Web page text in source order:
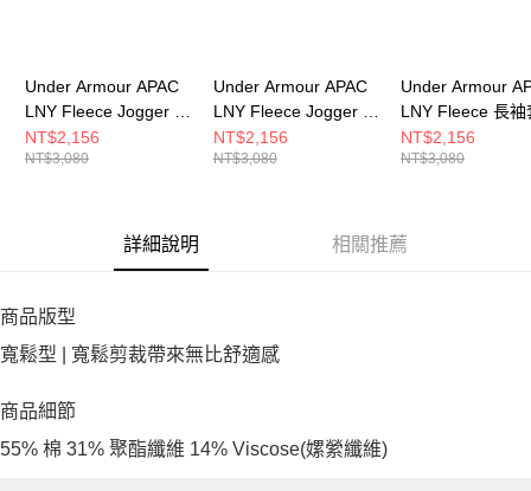
Under Armour APAC
LNY Fleece Jogger 男
長褲 6014314-001
NT$2,156
NT$3,080
Under Armour APAC
LNY Fleece Jogger 男
長褲 6014314-011
NT$2,156
NT$3,080
Under Armour
LNY Fleece 長袖
衫 6014313-625
NT$2,156
NT$3,080
詳細說明 相關推薦
商品版型
寬鬆型 | 寬鬆剪裁帶來無比舒適感
商品細節
55% 棉 31% 聚酯纖維 14% Viscose(嫘縈纖維)